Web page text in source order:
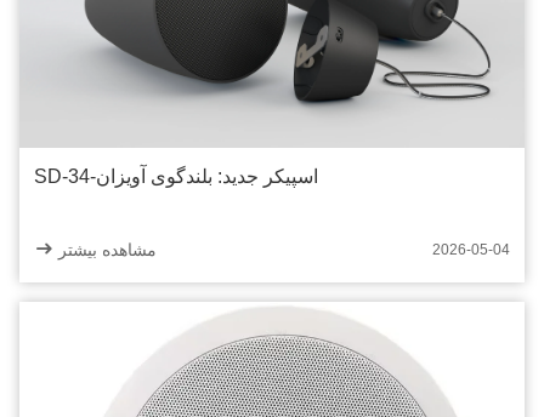
اسپیکر جدید: بلندگوی آویزان-SD-34
2026-05-04 مشاهده بیشتر